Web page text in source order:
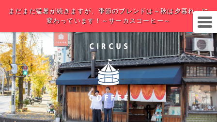
まだまだ猛暑が続きますが、季節のブレンドは～秋は夕暮れ～に
変わっています！～サーカスコーヒー～